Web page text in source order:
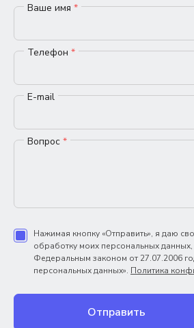
Ваше имя *
Телефон *
E-mail
Вопрос *
Нажимая кнопку «Отправить», я даю
обработку моих персональных данных,
Федеральным законом от 27.07.2006
персональных данных». Политика
Отправить